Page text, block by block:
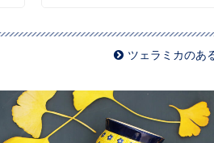
ツェラミカのあ